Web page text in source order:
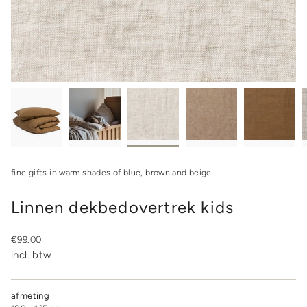
fine gifts in warm shades of blue, brown and beige
Linnen dekbedovertrek kids
Regular
price
€99.00
incl. btw
afmeting